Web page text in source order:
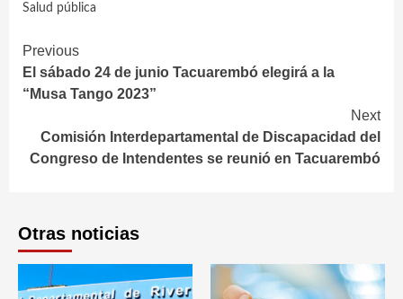
Salud pública
Continue
Reading
Previous
El sábado 24 de junio Tacuarembó elegirá a la
“Musa Tango 2023”
Next
Comisión Interdepartamental de Discapacidad del
Congreso de Intendentes se reunió en Tacuarembó
Otras noticias